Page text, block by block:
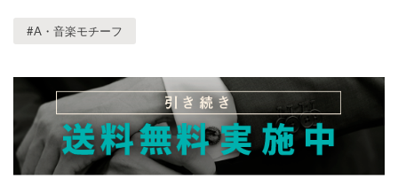
#A・音楽モチーフ